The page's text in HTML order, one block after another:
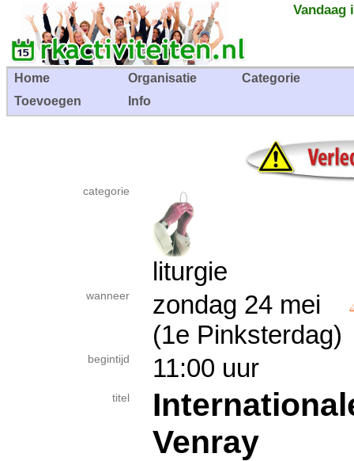
Vandaag
Home Organisatie
Categorie
Toevoegen
Info
categorie
liturgie
wanneer
zondag 24 mei
(1e Pinksterdag)
begintijd 11:00 uur
titel
Venray